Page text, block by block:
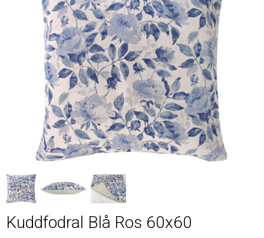
Kuddfodral Blå Ros 60x60